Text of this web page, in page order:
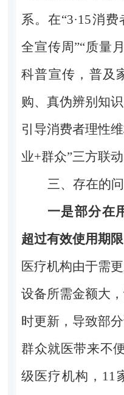
系。在“3·15消费
全宣传周”“质量
科普宣传，普及
购、真伪辨别知
引导消费者理性
业+群众”三方联
三、存在的
一是部分在
超过有效使用期限
医疗机构由于需
设备所需金额大
时更新，导致部
群众就医带来不
级医疗机构， 11